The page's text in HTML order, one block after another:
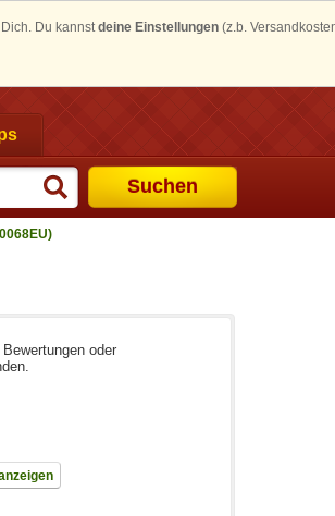
Dich. Du kannstdeine Einstellungen (z.b.
Suchen
oder